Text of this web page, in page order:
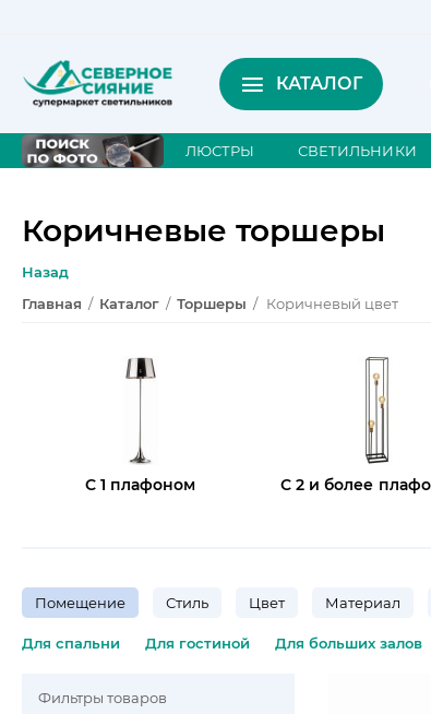
КАТАЛОГ
ЛЮСТРЫ СВЕТИЛЬНИКИ
Коричневые торшеры
Назад
Главная / Каталог / Торшеры / Коричневый цвет
С 1 плафоном С 2 и более
Помещение Стиль Цвет Материал
Для спальни Для гостиной Для больших залов
Фильтры товаров